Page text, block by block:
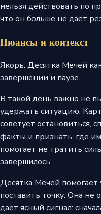
нельзя действовать по
что он больше не дает
Нюансы и контекст
Якорь: Десятка Мечей
завершении и паузе.
В такой день важно не
удержать ситуацию.
советует остановиться,
факты и признать, где
помогает не тратить
завершилось.
Десятка Мечей
поставить точку. Она не
дает ясный сигнал: